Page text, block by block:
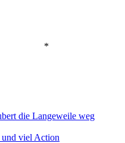
*
die Langeweile weg
und viel Action